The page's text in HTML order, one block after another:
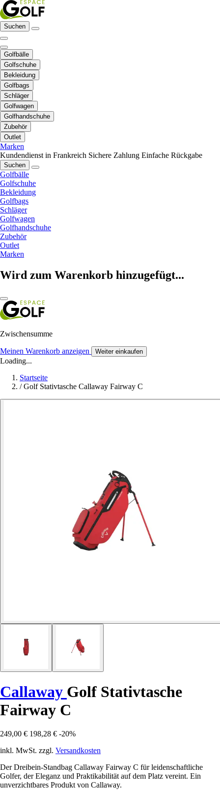
Suchen
Golfbälle
Golfschuhe
Bekleidung
Golfbags
Schläger
Golfwagen
Golfhandschuhe
Zubehör
Outlet
Marken
Kundendienst in Frankreich Sichere Zahlung Einfache Rückgabe
Suchen
Golfbälle
Golfschuhe
Bekleidung
Golfbags
Schläger
Golfwagen
Golfhandschuhe
Zubehör
Outlet
Marken
Wird zum Warenkorb hinzugefügt...
Zwischensumme
Meinen Warenkorb anzeigen Weiter einkaufen
Loading...
Startseite
/ Golf Stativtasche Callaway Fairway C
Callaway Golf Stativtasche
Fairway C
249,00 € 198,28 € -20%
inkl. MwSt. zzgl. Versandkosten
Der Dreibein-Standbag Callaway Fairway C für leidenschaftliche
Golfer, der Eleganz und Praktikabilität auf dem Platz vereint. Ein
unverzichtbares Produkt von Callaway.